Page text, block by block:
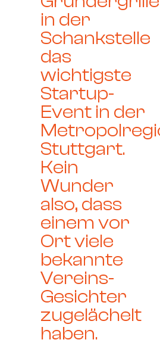
in der
Schankstelle
das
wichtigste
Startup-
Event in der
Stuttgart.
Kein
Wunder
also, dass
einem vor
Ort viele
bekannte
Vereins-
Gesichter
zugelächelt
haben.